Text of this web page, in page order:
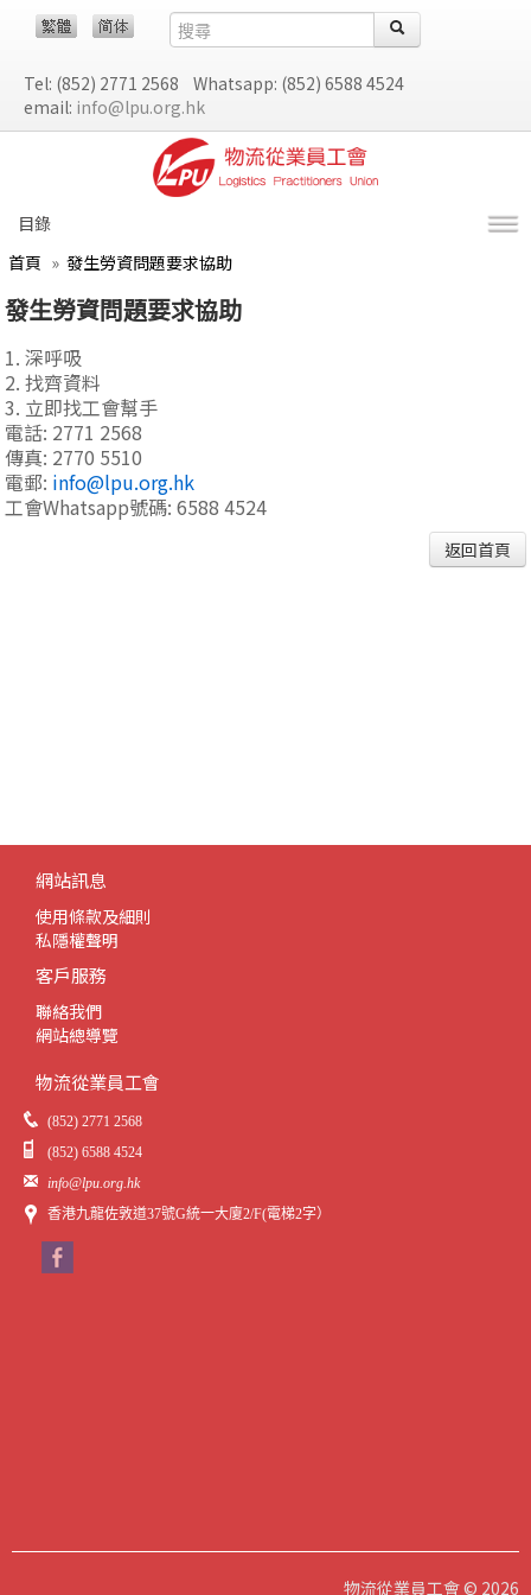
Tel: (852) 2771 2568 Whatsapp: (852) 6588 4524
email: info@lpu.org.hk
目錄
首頁 » 發生勞資問題要求協助
發生勞資問題要求協助
1. 深呼吸
2. 找齊資料
3. 立即找工會幫手
電話: 2771 2568
傳真: 2770 5510
電郵: info@lpu.org.hk
工會Whatsapp號碼: 6588 4524
返回首頁
網站訊息
使用條款及細則
私隱權聲明
客戶服務
聯絡我們
網站總導覽
物流從業員工會
(852) 2771 2568
(852) 6588 4524
info@lpu.org.hk
香港九龍佐敦道37號G統一大廈2/F(電梯2字）
物流從業員工會 © 2026